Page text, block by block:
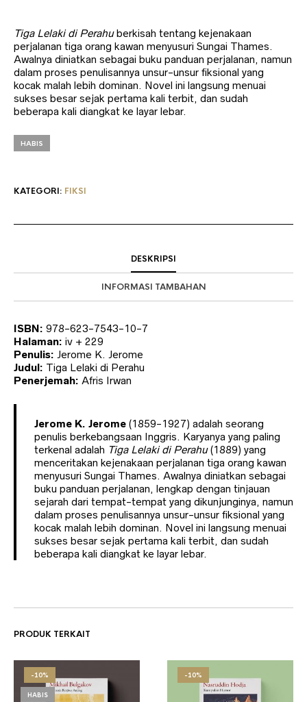
Tiga Lelaki di Perahuberkisah tentang kejenakaan
perjalanan tiga orang kawan menyusuri Sungai Thames.
Awalnya diniatkan sebagai buku panduan perjalanan, namun
dalam proses penulisannya unsur-unsur fiksional yang
kocak malah lebih dominan. Novel ini langsung menuai
sukses besar sejak pertama kali terbit, dan sudah
beberapa kali diangkat ke layar lebar.
HABIS
KATEGORI: FIKSI
DESKRIPSI
INFORMASI TAMBAHAN
ISBN: 978-623-7543-10-7
Halaman: iv + 229
Penulis: Jerome K. Jerome
Judul: Tiga Lelaki di Perahu
Penerjemah: Afris Irwan
Jerome K. Jerome (1859-1927) adalah seorang
penulis berkebangsaan Inggris. Karyanya yang paling
terkenal adalah Tiga Lelaki di Perahu(1889) yang
menceritakan kejenakaan perjalanan tiga orang kawan
menyusuri Sungai Thames. Awalnya diniatkan sebagai
buku panduan perjalanan, lengkap dengan tinjauan
sejarah dari tempat-tempat yang dikunjunginya, namun
dalam proses penulisannya unsur-unsur fiksional yang
kocak malah lebih dominan. Novel ini langsung menuai
sukses besar sejak pertama kali terbit, dan sudah
beberapa kali diangkat ke layar lebar.
PRODUK TERKAIT
-10%
HABIS
-10%